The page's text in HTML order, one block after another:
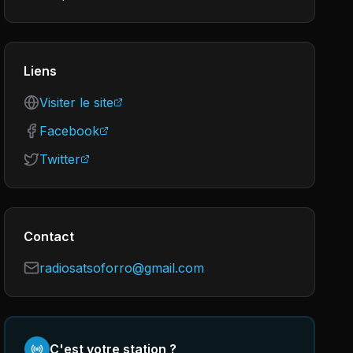
Liens
Visiter le site
Facebook
Twitter
Contact
radiosatsoforro@gmail.com
C'est votre station ?